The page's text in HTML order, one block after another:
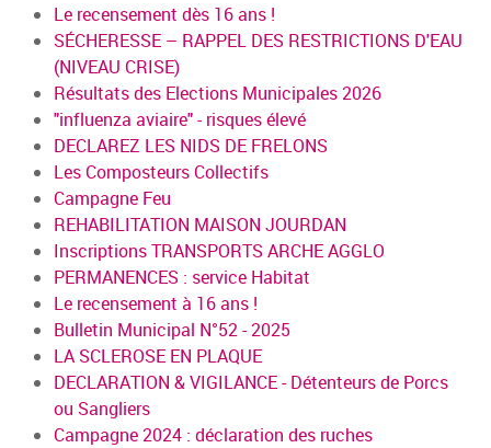
Le recensement dès 16 ans !
SÉCHERESSE – RAPPEL DES RESTRICTIONS D'EAU
(NIVEAU CRISE)
Résultats des Elections Municipales 2026
"influenza aviaire" - risques élevé
DECLAREZ LES NIDS DE FRELONS
Les Composteurs Collectifs
Campagne Feu
REHABILITATION MAISON JOURDAN
Inscriptions TRANSPORTS ARCHE AGGLO
PERMANENCES : service Habitat
Le recensement à 16 ans !
Bulletin Municipal N°52 - 2025
LA SCLEROSE EN PLAQUE
DECLARATION & VIGILANCE - Détenteurs de Porcs
ou Sangliers
Campagne 2024 : déclaration des ruches